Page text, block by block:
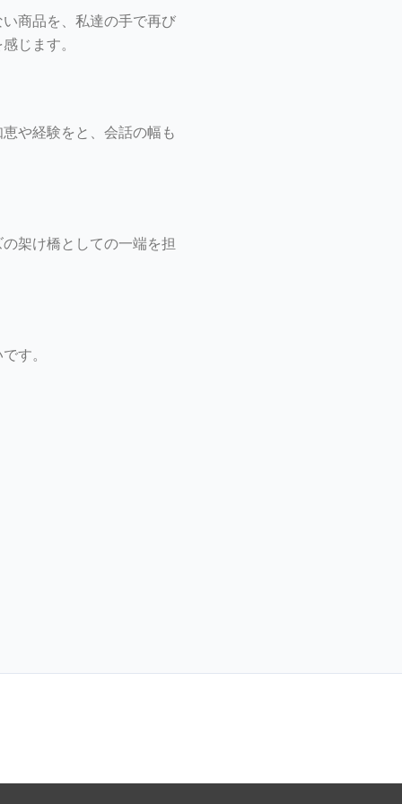
商品を、私達の手で再び
じます。
や経験をと、会話の幅も
架け橋としての一端を担
す。